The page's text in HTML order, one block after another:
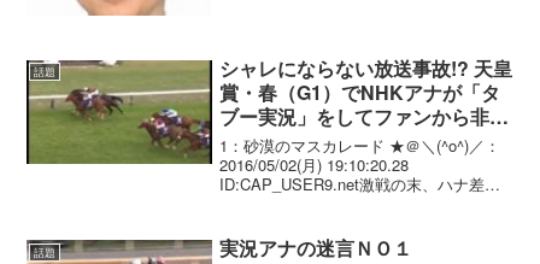
話題
シャレにならない放送事故!? 天皇
賞・春（G1）でNHKアナが「タ
ブー実況」をしてファンから非難
殺到！
1：砂漠のマスカレード ★＠＼(^o^)／：
2016/05/02(月) 19:10:20.28
ID:CAP_USER9.net激戦の末、ハナ差で
カレンミロティックも...
話題 実況アナの迷言ＮＯ１